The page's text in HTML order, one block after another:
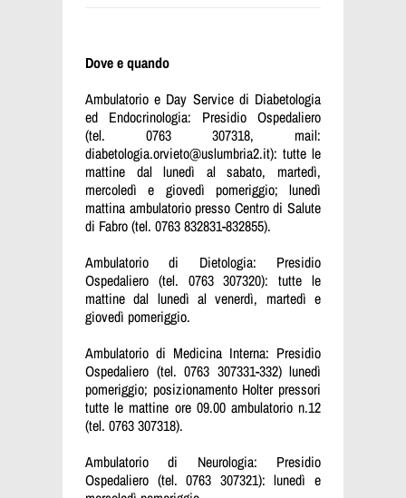
Dove e quando
Ambulatorio e Day Service di Diabetologia
ed Endocrinologia: Presidio Ospedaliero
(tel. 0763 307318, mail:
diabetologia.orvieto@uslumbria2.it): tutte le
mattine dal lunedì al sabato, martedì,
mercoledì e giovedì pomeriggio; lunedì
mattina ambulatorio presso Centro di Salute
di Fabro (tel. 0763 832831-832855).
Ambulatorio di Dietologia: Presidio
Ospedaliero (tel. 0763 307320): tutte le
mattine dal lunedì al venerdì, martedì e
giovedì pomeriggio.
Ambulatorio di Medicina Interna: Presidio
Ospedaliero (tel. 0763 307331-332) lunedì
pomeriggio; posizionamento Holter pressori
tutte le mattine ore 09.00 ambulatorio n.12
(tel. 0763 307318).
Ambulatorio di Neurologia: Presidio
Ospedaliero (tel. 0763 307321): lunedì e